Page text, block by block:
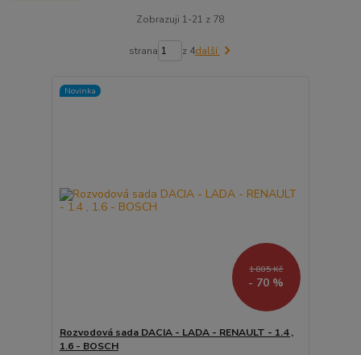
Zobrazuji 1-21 z 78
strana z 4další
Novinka
1 805 Kč
- 70 %
Rozvodová sada DACIA - LADA - RENAULT - 1.4 ,
1.6 - BOSCH